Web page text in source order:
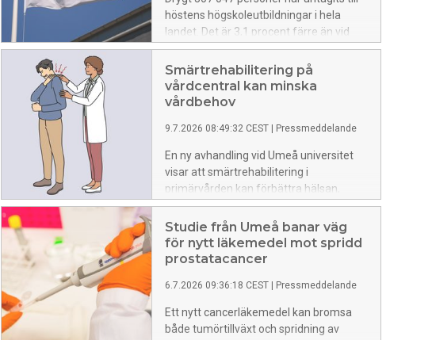
insjukna.
höstens högskoleutbildningar i hela
landet. Det är 3,1 procent färre än vid
första urvalet inför höstterminen 2025.
På Umeå universitet är antalet antagna
totalt 34 278, jämfört med rekordet 38
009 förra året innebär det en minskning
Smärtrehabilitering på
vårdcentral kan minska
vårdbehov
9.7.2026 08:49:32 CEST Pressmeddelande
En ny avhandling vid Umeå universitet
visar att smärtrehabilitering i
primärvården kan förbättra hälsan,
minska behovet av vård och hjälpa fler
tillbaka till arbete. När flera yrkesgrupper
samverkar kring patienten blir
behandlingen dessutom mer
med enstaka insatser.
Studie från Umeå banar väg
för nytt läkemedel mot spridd
prostatacancer
6.7.2026 09:36:18 CEST Pressmeddelande
Ett nytt cancerläkemedel kan bromsa
både tumörtillväxt och spridning av